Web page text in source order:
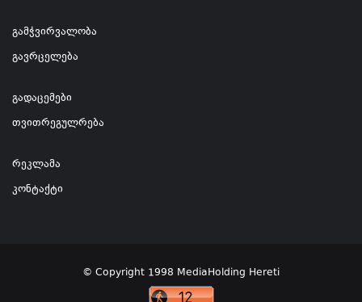
გამჭვირვალობა
გავრცელება
გადაცემები
თვითრეგულრება
რეკლამა
კონტაქტი
© Copyright 1998 MediaHolding Hereti